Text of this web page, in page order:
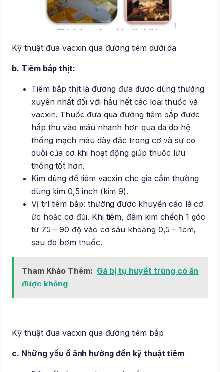
Kỹ thuật đưa vacxin qua đường tiêm dưới da
b. Tiêm bắp thịt:
Tiêm bắp thịt là đường đưa được dùng thường
xuyên nhất đối với hầu hết các loại thuốc và
vacxin. Thuốc đưa qua đường tiêm bắp được
hấp thu vào máu nhanh hơn qua da do hệ
thống mạch máu dày đặc trong cơ và sự co
duỗi của cơ khi hoạt động giúp thuốc lưu
thông tốt hơn.
Kim dùng để tiêm vacxin cho gia cầm thường
dùng kim 0,5 inch (kim 9).
Vị trí tiêm bắp: thường được khuyến cáo là cơ
ức hoặc cơ đùi. Khi tiêm, đâm kim chếch 1 góc
từ 75 – 90 độ vào cơ sâu khoảng 0,5 – 1cm,
sau đó bơm thuốc.
Tham Khảo Thêm: Gà bị tụ huyết trùng có ăn
được không
Kỹ thuật đưa vacxin qua đường tiêm bắp
c. Những yếu ố ảnh hưởng đến kỹ thuật tiêm